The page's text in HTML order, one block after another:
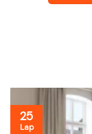
25
Lap